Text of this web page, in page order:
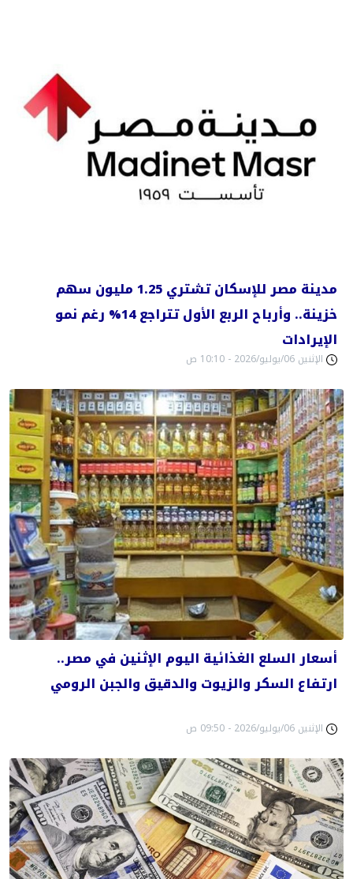
مدينة مصر للإسكان تشتري 1.25 مليون سهم
خزينة.. وأرباح الربع الأول تتراجع 14% رغم نمو
الإيرادات
الإثنين 06/يوليو/2026 - 10:10 ص
أسعار السلع الغذائية اليوم الإثنين في مصر..
ارتفاع السكر والزيوت والدقيق والجبن الرومي
الإثنين 06/يوليو/2026 - 09:50 ص